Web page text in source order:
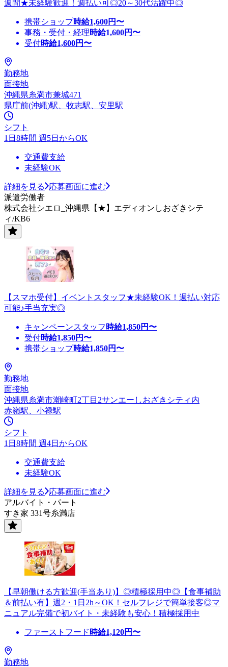
週間★未経験歓迎！週払い可◎20～30代活躍中◎
携帯ショップ時給1,600円〜
事務・受付・経理時給1,600円〜
受付時給1,600円〜
勤務地
面接地
沖縄県糸満市兼城471
県庁前(沖縄)駅、牧志駅、安里駅
シフト
1日8時間 週5日からOK
交通費支給
未経験OK
詳細を見る
応募画面に進む
派遣労働者
株式会社シエロ_沖縄県【★】エディオンしおざきシテ
ィ/KB6
【スマホ受付】イベントスタッフ★未経験OK！週払い対応
可能♪手当充実◎
キャンペーンスタッフ 時給1,850円〜
受付時給1,850円〜
携帯ショップ時給1,850円〜
勤務地
面接地
沖縄県糸満市潮崎町2丁目2サンエーしおざきシティ内
赤嶺駅、小禄駅
シフト
1日8時間 週4日からOK
交通費支給
未経験OK
詳細を見る
応募画面に進む
アルバイト・パート
すき家 331号糸満店
【早朝働ける方歓迎(手当あり)】◎積極採用中◎【食事補助
＆前払い有】週2・1日2h～OK！セルフレジで簡単接客◎マ
ニュアル完備で初バイト・未経験も安心！積極採用中
ファーストフード 時給1,120円〜
勤務地